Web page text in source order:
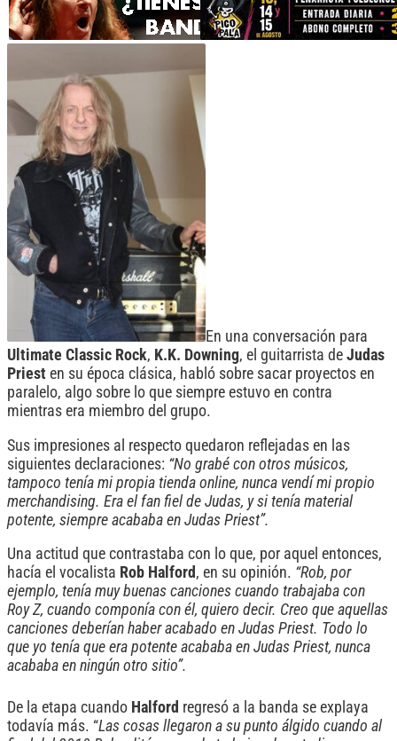
En una conversación para
Ultimate Classic Rock, K.K. Downing, el guitarrista de Judas
Priest en su época clásica, habló sobre sacar proyectos en
paralelo, algo sobre lo que siempre estuvo en contra
mientras era miembro del grupo.
Sus impresiones al respecto quedaron reflejadas en las
siguientes declaraciones: “No grabé con otros músicos,
tampoco tenía mi propia tienda online, nunca vendí mi propio
merchandising. Era el fan fiel de Judas, y si tenía material
potente, siempre acababa en Judas Priest”.
Una actitud que contrastaba con lo que, por aquel entonces,
hacía el vocalista Rob Halford , en su opinión. “Rob, por
ejemplo, tenía muy buenas canciones cuando trabajaba con
Roy Z, cuando componía con él, quiero decir. Creo que aquellas
canciones deberían haber acabado en Judas Priest. Todo lo
que yo tenía que era potente acababa en Judas Priest, nunca
acababa en ningún otro sitio”.
De la etapa cuando Halford regresó a la banda se explaya
todavía más. “Las cosas llegaron a su punto álgido cuando al